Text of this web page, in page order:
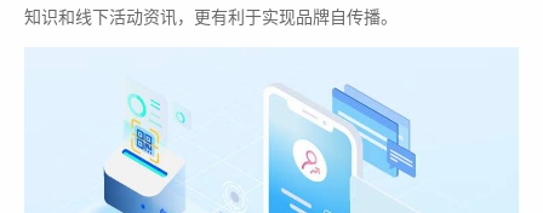
知识和线下活动资讯，更有利于实现品牌自传播。